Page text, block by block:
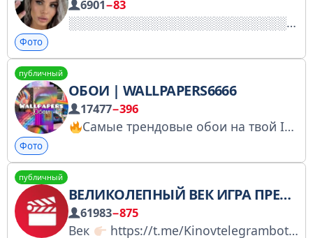
6901−83
Фото
публичный
ОБОИ | WALLPAPERS6666
17477−396
Самые трендовые обои на твой IPhone & Android
Фото
публичный
ВЕЛИКОЛЕПНЫЙ ВЕК ИГРА ПРЕСТОЛОВ
61983−875
Век https://t.me/Kinovtelegrambot?start=poisks Игра